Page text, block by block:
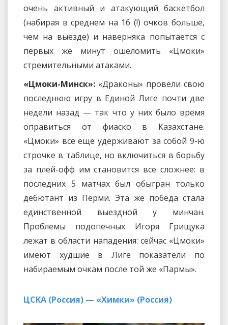
очень активный и атакующий баскетбол
(набирая в среднем на 16 (!) очков больше,
чем на выезде) и наверняка попытается с
первых же минут ошеломить «Цмоки»
стремительными атаками.
«Цмоки-Минск»: «Драконы» провели свою
последнюю игру в Единой Лиге почти две
недели назад — так что у них было время
оправиться от фиаско в Казахстане.
«Цмоки» все еще удерживают за собой 9-ю
строчке в таблице, но включиться в борьбу
за плей-офф им становится все сложнее: в
последних 5 матчах был обыгран только
дебютант из Перми. Эта же победа стала
единственной выездной у минчан.
Проблемы подопечных Игоря Грищука
лежат в области нападения: сейчас «Цмоки»
имеют худшие в Лиге показатели по
набираемым очкам после той же «Пармы».
ЦСКА (Россия) — «Химки» (Россия)